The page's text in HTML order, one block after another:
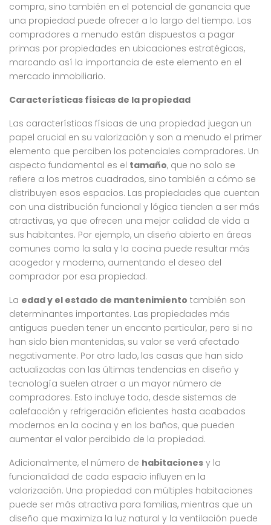
compra, sino también en el potencial de ganancia que
una propiedad puede ofrecer a lo largo del tiempo. Los
compradores a menudo están dispuestos a pagar
primas por propiedades en ubicaciones estratégicas,
marcando así la importancia de este elemento en el
mercado inmobiliario.
Características físicas de la propiedad
Las características físicas de una propiedad juegan un
papel crucial en su valorización y son a menudo el primer
elemento que perciben los potenciales compradores. Un
aspecto fundamental es el tamaño, que no solo se
refiere a los metros cuadrados, sino también a cómo se
distribuyen esos espacios. Las propiedades que cuentan
con una distribución funcional y lógica tienden a ser más
atractivas, ya que ofrecen una mejor calidad de vida a
sus habitantes. Por ejemplo, un diseño abierto en áreas
comunes como la sala y la cocina puede resultar más
acogedor y moderno, aumentando el deseo del
comprador por esa propiedad.
La edad y el estado de mantenimiento también son
determinantes importantes. Las propiedades más
antiguas pueden tener un encanto particular, pero si no
han sido bien mantenidas, su valor se verá afectado
negativamente. Por otro lado, las casas que han sido
actualizadas con las últimas tendencias en diseño y
tecnología suelen atraer a un mayor número de
compradores. Esto incluye todo, desde sistemas de
calefacción y refrigeración eficientes hasta acabados
modernos en la cocina y en los baños, que pueden
aumentar el valor percibido de la propiedad.
Adicionalmente, el número de habitaciones y la
funcionalidad de cada espacio influyen en la
valorización. Una propiedad con múltiples habitaciones
puede ser más atractiva para familias, mientras que un
diseño que maximiza la luz natural y la ventilación puede